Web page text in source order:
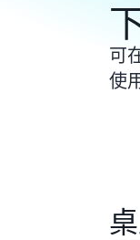
可
使